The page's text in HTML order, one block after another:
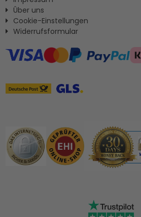
Ûber uns
Cookie-Einstellungen
Widerrufsformular